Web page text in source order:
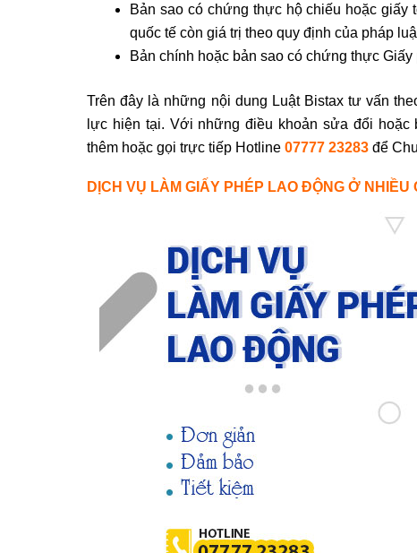
Bản sao có chứng thực hộ chiếu hoặc
quốc tế còn giá trị theo quy định của pháp
Bản chính hoặc bản sao có chứng thực
Trên đây là những nội dung Luật Bistax tư vấn
lực hiện tại. Với những điều khoản sửa đổi
thêm hoặc gọi trực tiếp Hotline 07777 23283 để
DỊCH VỤ LÀM GIẤY PHÉP LAO ĐỘNG Ở NHIỀU